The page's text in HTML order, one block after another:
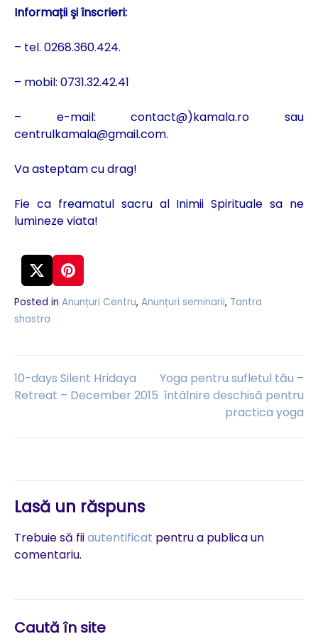
Informații şi înscrieri:
– tel. 0268.360.424.
– mobil: 0731.32.42.41
– e-mail: contact@)kamala.ro sau
centrulkamala@gmail.com.
Va asteptam cu drag!
Fie ca freamatul sacru al Inimii Spirituale sa ne
lumineze viata!
Posted in Anunțuri Centru, Anunțuri seminarii, Tantra
shastra
Navigare
10-days Silent Hridaya
Retreat – December 2015
Yoga pentru sufletul tău –
întâlnire deschisă pentru
practica yoga
Lasă un răspuns
Trebuie să fiiautentificat pentru a publica un
comentariu.
Caută în site